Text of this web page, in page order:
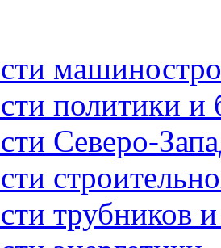
политики и
Северо-
трубников